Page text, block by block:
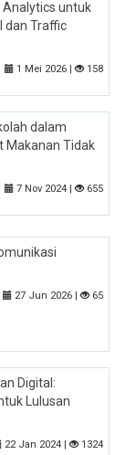
untuk
dan Traffic
1 Mei 2026 | 158
dalam
Makanan Tidak
7 Nov 2024 | 655
27 Jun 2026 | 65
Digital:
Lulusan
22 Jan 2024 | 1324